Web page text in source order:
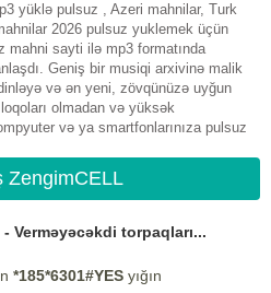
yüklə pulsuz , Azeri mahnilar, Turk
2026 pulsuz yuklemek üçün
mahni sayti ilə mp3 formatında
Geniş bir musiqi arxivinə malik
və ən yeni, zövqünüzə uyğun
olmadan və yüksək
və ya smartfonlarınıza pulsuz
ZengimCELL
Verməyəcəkdi torpaqları...
*185*6301#YES yığın